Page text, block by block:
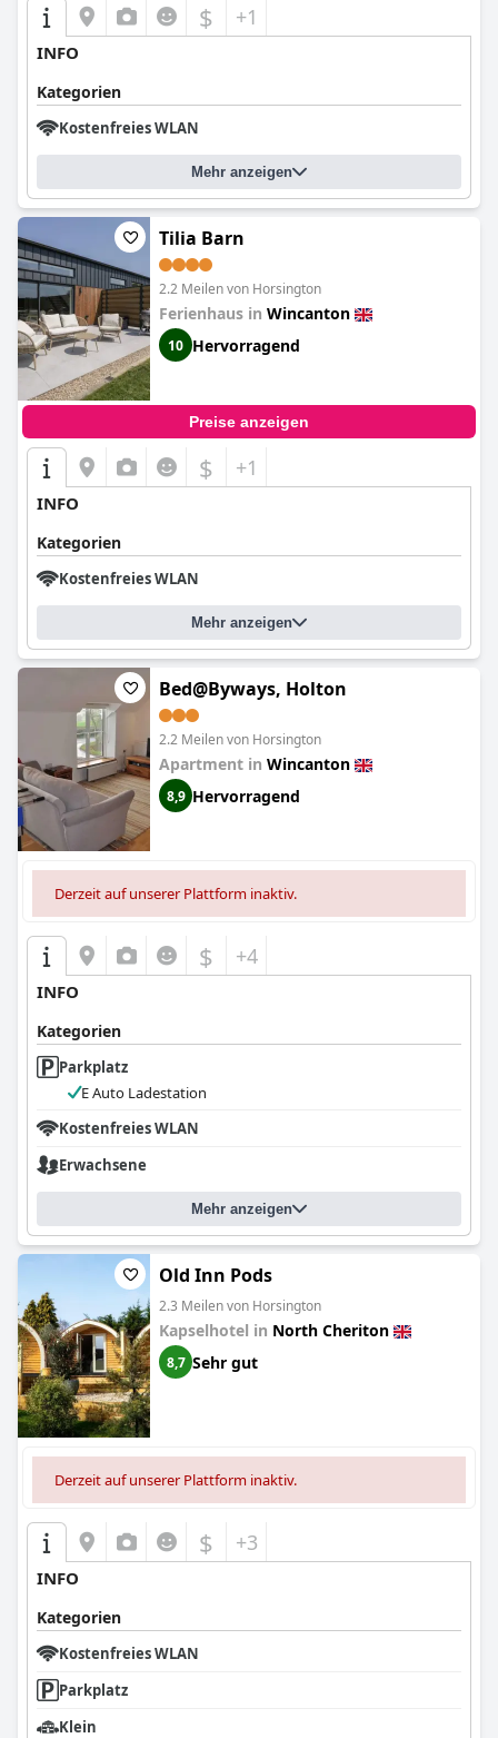
$ +1
INFO
Kategorien
Kostenfreies WLAN
Mehr anzeigen
Tilia Barn
2.2 Meilen von Horsington
Ferienhaus in Wincanton
10 Hervorragend
Preise anzeigen
$ +1
INFO
Kategorien
Kostenfreies WLAN
Mehr anzeigen
Bed@Byways, Holton
2.2 Meilen von Horsington
Apartment in Wincanton
8,9 Hervorragend
Derzeit auf unserer Plattform inaktiv.
$ +4
INFO
Kategorien
Parkplatz
E Auto Ladestation
Kostenfreies WLAN
Erwachsene
Mehr anzeigen
Old Inn Pods
2.3 Meilen von Horsington
Kapselhotel in North Cheriton
8,7 Sehr gut
Derzeit auf unserer Plattform inaktiv.
$ +3
INFO
Kategorien
Kostenfreies WLAN
Parkplatz
Klein